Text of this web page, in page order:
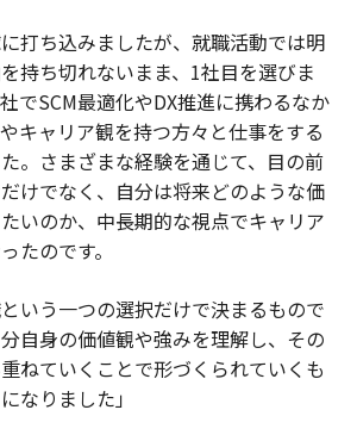
に打ち込みましたが、就職活動では明
持ち切れないまま、1社目を選びま
でSCM最適化やDX推進に携わるなか
キャリア観を持つ方々と仕事をする
。さまざまな経験を通じて、目の前
けでなく、自分は将来どのような価
いのか、中長期的な視点でキャリア
たのです。
いう一つの選択だけで決まるもので
自身の価値観や強みを理解し、その
ねていくことで形づくられていくも
なりました」